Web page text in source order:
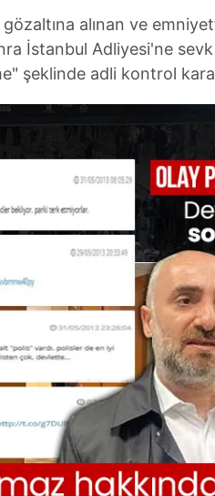
alınan ve
İstanbul Adliyesi'ne
şeklinde adli kontrol